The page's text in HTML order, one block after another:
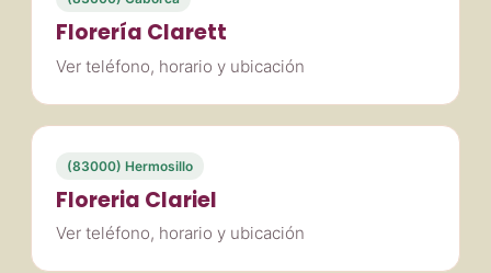
Florería Clarett
Ver teléfono, horario y ubicación
(83000) Hermosillo
Floreria Clariel
Ver teléfono, horario y ubicación